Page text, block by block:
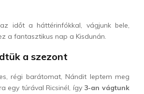
időt a háttérinfókkal, vágjunk bele,
a fantasztikus nap a Kisdunán.
a szezont
régi barátomat, Nándit leptem meg
egy túrával Ricsinél, így 3-an vágtunk